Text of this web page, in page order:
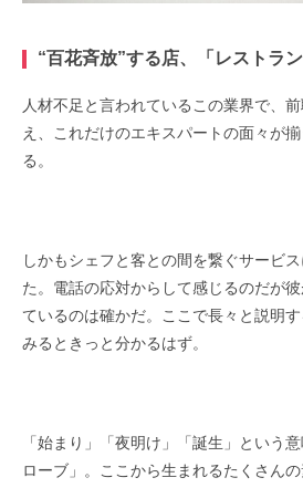
“百花斉放”する店、「レストラン
人材不足と言われているこの業界で、
え、これだけのエキスパートの面々が
る。
しかもシェフと客との間を繋ぐサービ
た。電話の応対からして感じるのだが
ているのは確かだ。ここで長々と説明
みるときっと分かるはず。
「始まり」「夜明け」「誕生」という
ローブ」。ここから生まれるたくさん